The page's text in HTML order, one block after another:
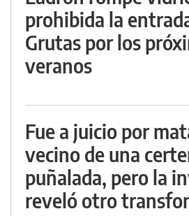
prohibida la
Grutas por los
veranos
Fue a juicio por
vecino de una
puñalada, pero la
reveló otro